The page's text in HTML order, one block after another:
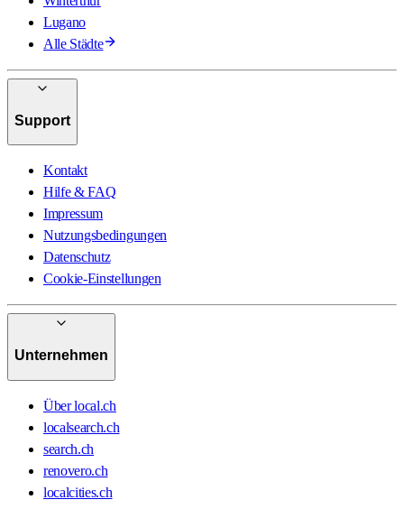
Lugano
Alle Städte
Support
Kontakt
Hilfe & FAQ
Impressum
Nutzungsbedingungen
Datenschutz
Cookie-Einstellungen
Unternehmen
Über local.ch
localsearch.ch
search.ch
renovero.ch
localcities.ch